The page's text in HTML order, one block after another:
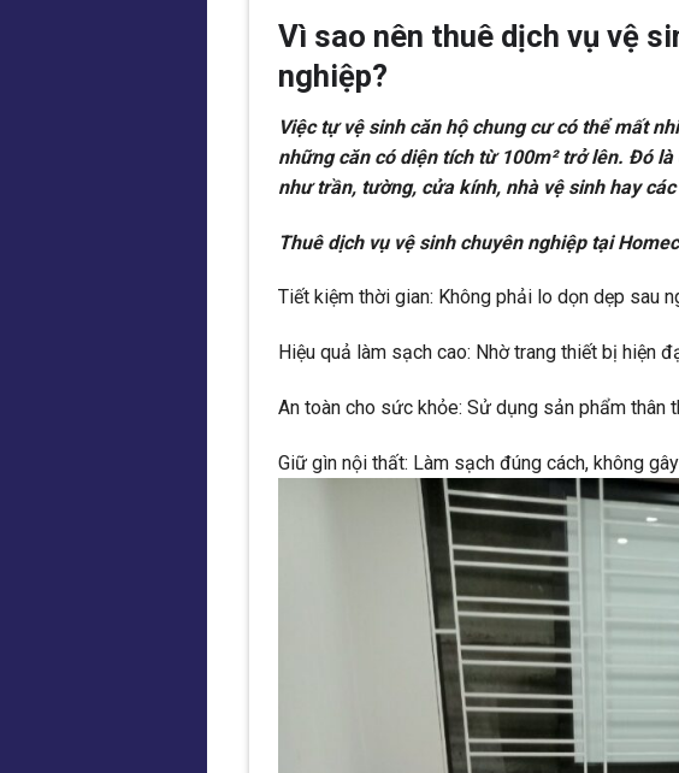
Vì sao nên thuê dịch vụ vệ
nghiệp?
Việc tự vệ sinh căn hộ chung cư có thể mất
những căn có diện tích từ 100m² trở lên. Đó
như trần, tường, cửa kính, nhà vệ sinh hay
Thuê dịch vụ vệ sinh chuyên nghiệp tại
Tiết kiệm thời gian: Không phải lo dọn dẹp sau
Hiệu quả làm sạch cao: Nhờ trang thiết bị hiện
An toàn cho sức khỏe: Sử dụng sản phẩm thân
Giữ gìn nội thất: Làm sạch đúng cách, không